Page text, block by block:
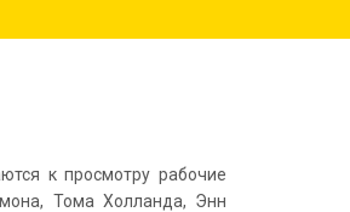
к просмотру рабочие
Тома Холланда, Энн